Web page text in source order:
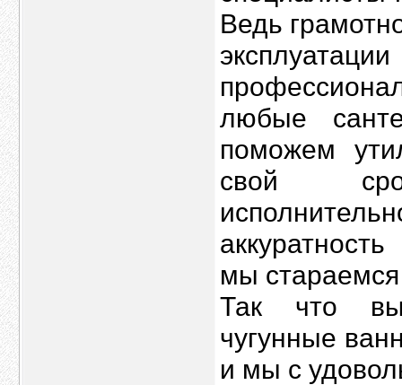
Ведь
любые
поможем
свой
мы
Так что
чугунные
и мы с